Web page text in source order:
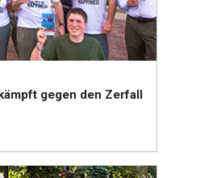
gegen den Zerfall